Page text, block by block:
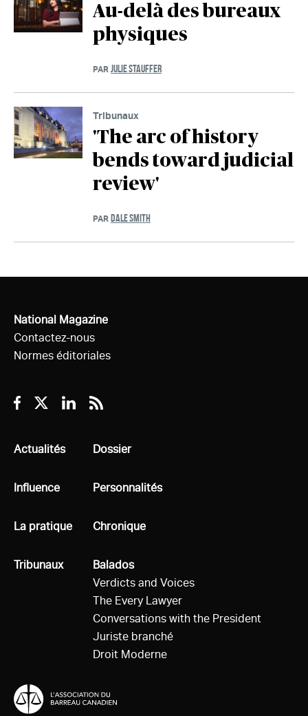
Au-delà des bureaux
physiques
PAR JULIE STAUFFER
Tribunaux
'The arc of history
bends toward judicial
review'
PAR DALE SMITH
National Magazine
Contactez-nous
Normes éditoriales
Facebook
TwitterLinkedin
RSS
Tous
Actualités
Tous
Influence
Tous
La pratique
Tous
Tribunaux
Tous
Dossier
Tous
Personnalités
Tous
Chronique
Tous
Balados
Verdicts and Voices
The Every Lawyer
Conversations with the President
Juriste branché
Droit Moderne